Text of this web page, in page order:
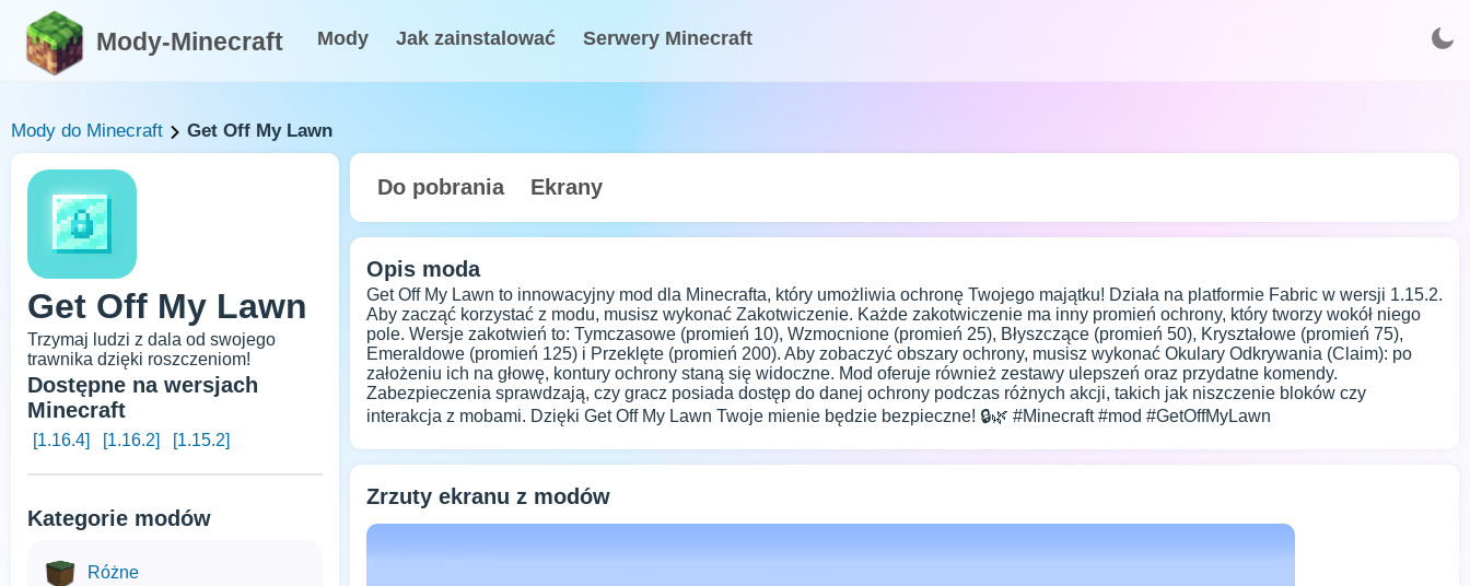
Mody-Minecraft Mody Jak zainstalować Serwery Minecraft
Mody do Minecraft Get Off My Lawn
Get Off My Lawn
Trzymaj ludzi z dala od swojego
trawnika dzięki roszczeniom!
Dostępne na wersjach
Minecraft
[1.16.4] [1.16.2] [1.15.2]
Kategorie modów
Różne
Do pobrania Ekrany
Opis moda
Get Off My Lawn to innowacyjny mod dla Minecrafta, który umożliwia ochronę Twojego majątku! Działa na platformie Fabric w wersji 1.15.2.
Aby zacząć korzystać z modu, musisz wykonać Zakotwiczenie. Każde zakotwiczenie ma inny promień ochrony, który tworzy wokół niego
pole. Wersje zakotwień to: Tymczasowe (promień 10), Wzmocnione (promień 25), Błyszczące (promień 50), Kryształowe (promień 75),
Emeraldowe (promień 125) i Przeklęte (promień 200). Aby zobaczyć obszary ochrony, musisz wykonać Okulary Odkrywania (Claim): po
założeniu ich na głowę, kontury ochrony staną się widoczne. Mod oferuje również zestawy ulepszeń oraz przydatne komendy.
Zabezpieczenia sprawdzają, czy gracz posiada dostęp do danej ochrony podczas różnych akcji, takich jak niszczenie bloków czy
interakcja z mobami. Dzięki Get Off My Lawn Twoje mienie będzie bezpieczne! 🔒🌿 #Minecraft #mod #GetOffMyLawn
Zrzuty ekranu z modów